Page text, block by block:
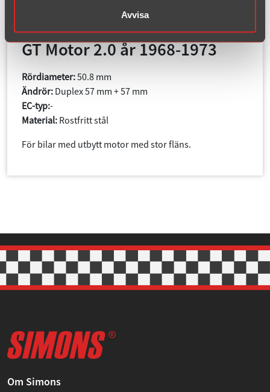
Avvisa
GT Motor 2.0 år 1968-1973
Rördiameter:50.8 mm
Ändrör: Duplex 57 mm + 57 mm
EC-typ:-
Material: Rostfritt stål
För bilar med utbytt motor med stor fläns.
Om Simons